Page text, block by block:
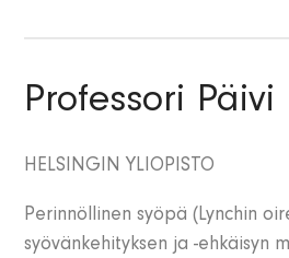
Professori Päivi
HELSINGIN YLIOPISTO
Perinnöllinen syöpä (Lynchin
syövänkehityksen ja -ehkäisyn